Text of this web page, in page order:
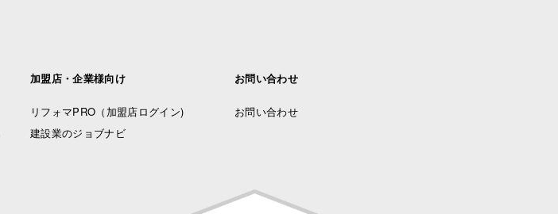
加盟店・企業様向け
リフォマPRO （加盟店ログイン)
建設業のジョブナビ
お問い合わせ
お問い合わせ